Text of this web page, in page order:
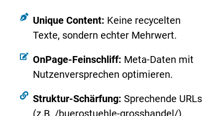
Unique Content: Keine recycelten
Texte, sondern echter Mehrwert.
OnPage-Feinschliff: Meta-Daten mit
Nutzenversprechen optimieren.
Struktur-Schärfung: Sprechende URLs
(z.B. /buerostuehle-grosshandel/).